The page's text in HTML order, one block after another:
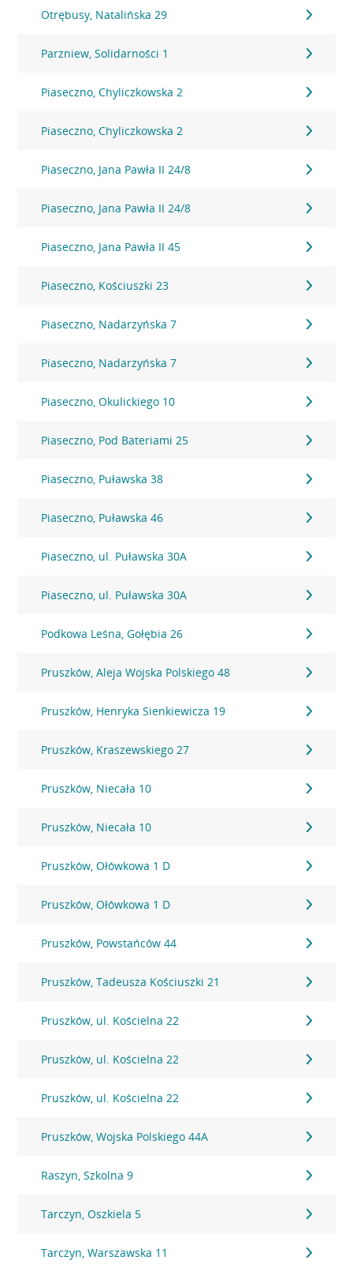
Otrębusy, Natalińska 29
Parzniew, Solidarności 1
Piaseczno, Chyliczkowska 2
Piaseczno, Chyliczkowska 2
Piaseczno, Jana Pawła II 24/8
Piaseczno, Jana Pawła II 24/8
Piaseczno, Jana Pawła II 45
Piaseczno, Kościuszki 23
Piaseczno, Nadarzyńska 7
Piaseczno, Nadarzyńska 7
Piaseczno, Okulickiego 10
Piaseczno, Pod Bateriami 25
Piaseczno, Puławska 38
Piaseczno, Puławska 46
Piaseczno, ul. Puławska 30A
Piaseczno, ul. Puławska 30A
Podkowa Leśna, Gołębia 26
Pruszków, Aleja Wojska Polskiego 48
Pruszków, Henryka Sienkiewicza 19
Pruszków, Kraszewskiego 27
Pruszków, Niecała 10
Pruszków, Niecała 10
Pruszków, Ołówkowa 1 D
Pruszków, Ołówkowa 1 D
Pruszków, Powstańców 44
Pruszków, Tadeusza Kościuszki 21
Pruszków, ul. Kościelna 22
Pruszków, ul. Kościelna 22
Pruszków, ul. Kościelna 22
Pruszków, Wojska Polskiego 44A
Raszyn, Szkolna 9
Tarczyn, Oszkiela 5
Tarczyn, Warszawska 11